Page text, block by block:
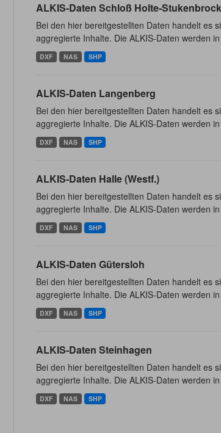
ALKIS-Daten Schloß Holte-Stukenbrock
Bei den hier bereitgestellten Daten handelt es
aggregierte Inhalte. Die ALKIS-Daten werden
DXF NAS SHP
ALKIS-Daten Langenberg
Bei den hier bereitgestellten Daten handelt es
aggregierte Inhalte. Die ALKIS-Daten werden
DXF NAS SHP
ALKIS-Daten Halle (Westf.)
Bei den hier bereitgestellten Daten handelt es
aggregierte Inhalte. Die ALKIS-Daten werden
DXF NAS SHP
ALKIS-Daten Gütersloh
Bei den hier bereitgestellten Daten handelt es
aggregierte Inhalte. Die ALKIS-Daten werden
DXF NAS SHP
ALKIS-Daten Steinhagen
Bei den hier bereitgestellten Daten handelt es
aggregierte Inhalte. Die ALKIS-Daten werden
DXF NAS SHP